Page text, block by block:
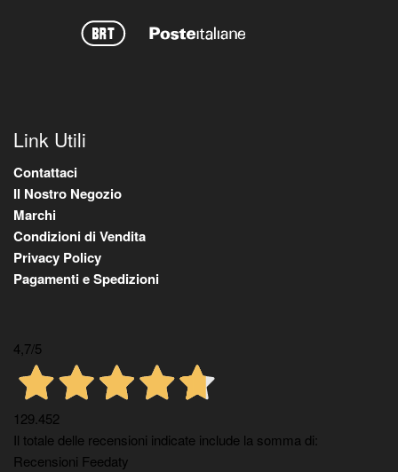
Link Utili
Contattaci
Il Nostro Negozio
Marchi
Condizioni di Vendita
Privacy Policy
Pagamenti e Spedizioni
4,7/5
129.452
Il totale delle recensioni indicate include la somma di:
Recensioni Feedaty